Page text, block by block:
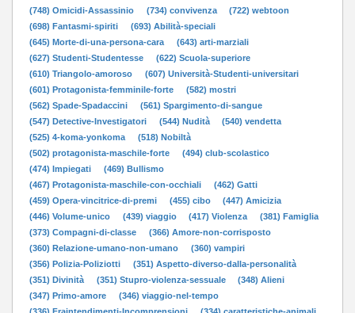
(748) Omicidi-Assassinio
(734) convivenza
(722) webtoon
(698) Fantasmi-spiriti
(693) Abilità-speciali
(645) Morte-di-una-persona-cara
(643) arti-marziali
(627) Studenti-Studentesse
(622) Scuola-superiore
(610) Triangolo-amoroso
(607) Università-Studenti-universitari
(601) Protagonista-femminile-forte
(582) mostri
(562) Spade-Spadaccini
(561) Spargimento-di-sangue
(547) Detective-Investigatori
(544) Nudità
(540) vendetta
(525) 4-koma-yonkoma
(518) Nobiltà
(502) protagonista-maschile-forte
(494) club-scolastico
(474) Impiegati
(469) Bullismo
(467) Protagonista-maschile-con-occhiali
(462) Gatti
(459) Opera-vincitrice-di-premi
(455) cibo
(447) Amicizia
(446) Volume-unico
(439) viaggio (417) Violenza
(381) Famiglia
(373) Compagni-di-classe
(366) Amore-non-corrisposto
(360) Relazione-umano-non-umano
(360) vampiri
(356) Polizia-Poliziotti
(351) Aspetto-diverso-dalla-personalità
(351) Divinità
(351) Stupro-violenza-sessuale
(348) Alieni
(347) Primo-amore
(346) viaggio-nel-tempo
(336) Fraintendimenti-Incomprensioni
(334) caratteristiche-animali